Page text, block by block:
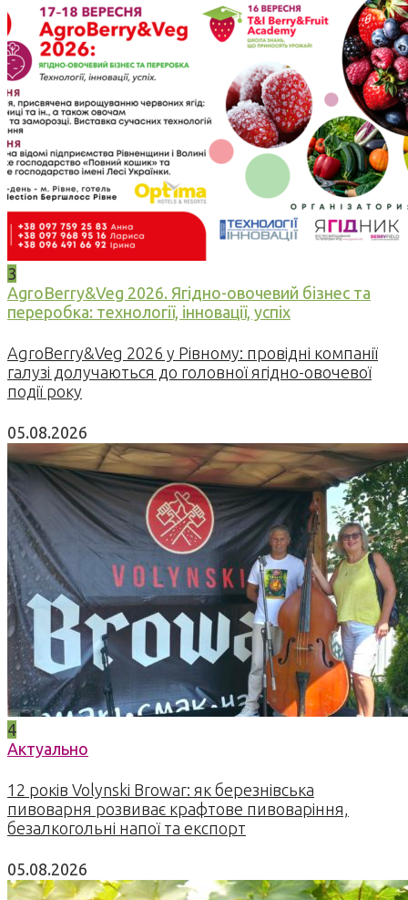
3
AgroBerry&Veg 2026. Ягідно-овочевий бізнес та
переробка: технології, інновації, успіх
AgroBerry&Veg 2026 у Рівному: провідні компанії
галузі долучаються до головної ягідно-овочевої
події року
05.08.2026
4
Актуально
12 років Volynski Browar: як березнівська
пивоварня розвиває крафтове пивоваріння,
безалкогольні напої та експорт
05.08.2026